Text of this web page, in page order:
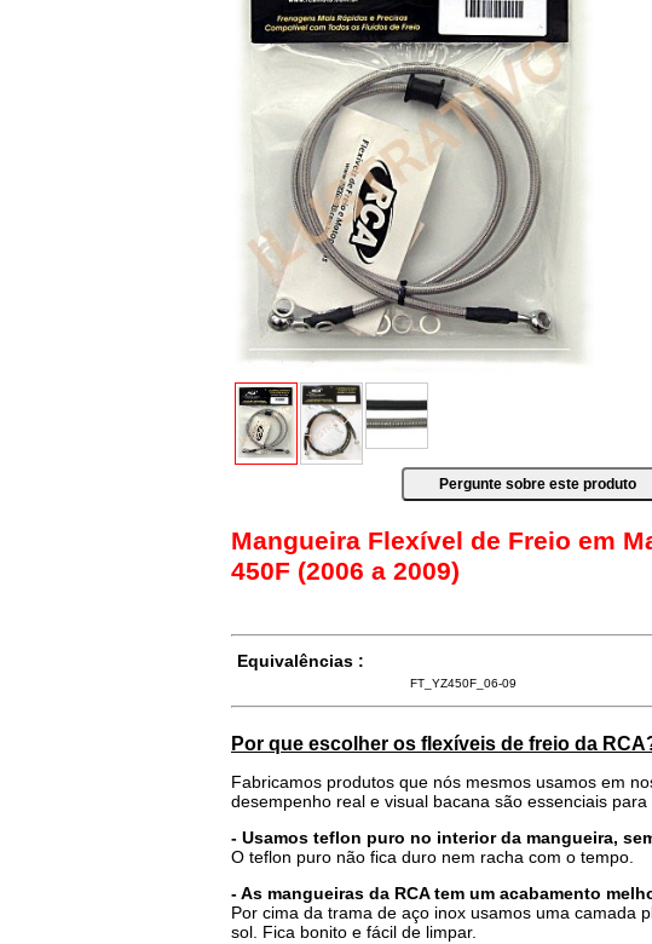
Mangueira Flexível de Freio em
450F (2006 a 2009)
Equivalências :
FT_YZ450F_06-09
Por que escolher os flexíveis de freio da
Fabricamos produtos que nós mesmos usamos em
desempenho real e visual bacana são essenciais para
- Usamos teflon puro no interior da mangueira,
O teflon puro não fica duro nem racha com o tempo.
- As mangueiras da RCA tem um acabamento
Por cima da trama de aço inox usamos uma camada
sol. Fica bonito e fácil de limpar.